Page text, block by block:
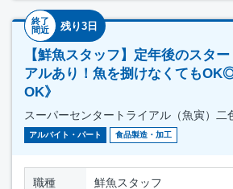
終了
間近
残り3日
【鮮魚スタッフ】定年後のスタ
アルあり！魚を捌けなくても
OK》
スーパーセンタートライアル（魚寅）二
アルバイト・パート 食品製造・加工
職種 鮮魚スタッフ